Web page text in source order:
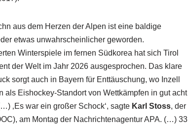
aus dem Herzen der Alpen ist eine baldige
etwas unwahrscheinlicher geworden.
Winterspiele im fernen Südkorea hat sich Tirol
der Welt im Jahr 2026 ausgesprochen. Das klare
sorgt auch in Bayern für Enttäuschung, wo Inzell
Eishockey-Standort von Wettkämpfen in gut acht
‚Es war ein großer Schock‘, sagte Karl Stoss, der
am Montag der Nachrichtenagentur APA. (…) 33